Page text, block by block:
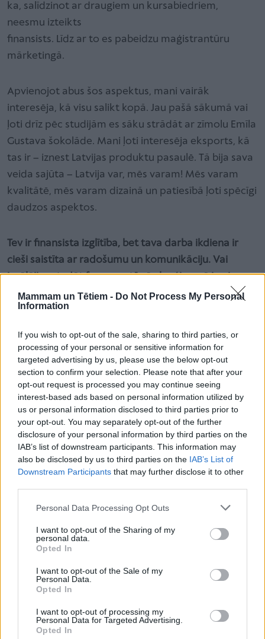
Mammam un Tētiem - Do Not Process My Personal
Information
If you wish to opt-out of the sale, sharing to third parties, or
processing of your personal or sensitive information for
targeted advertising by us, please use the below opt-out
section to confirm your selection. Please note that after your
opt-out request is processed you may continue seeing
interest-based ads based on personal information utilized by
us or personal information disclosed to third parties prior to
your opt-out. You may separately opt-out of the further
disclosure of your personal information by third parties on the
IAB’s list of downstream participants. This information may
also be disclosed by us to third parties on the IAB’s List of
Downstream Participants that may further disclose it to other
Personal Data Processing Opt Outs
I want to opt-out of the Sharing of my
personal data.
Opted In
I want to opt-out of the Sale of my
Personal Data.
Opted In
I want to opt-out of processing my
Personal Data for Targeted Advertising.
Opted In
ka, salīdzinot ar draugiem un kursabiedriem,
neesmu izteikts
finansists. Līdz ar to es pabeidzu maģistrantūru
mārketingā.
Apvienojot abus šos aspektus, mani vairāk
interesēja, kā visu salikt kopā. Jau pašā sākumā vai
ļoti drīz pēc studijām es sāku strādāt ar zīmolu Emīla
Gustava šokolāde. Mani ļoti interesēja eksports, kā
tas ir – iznest Latvijas produktu pasaulē. Tā bija sava
veida sajūta – Latvija var, mēs varam! Mēs varam
kvalitātē, mēs varam dizainā un patiesībā ļoti spēcīgi
daudzos aspektos.
Tev ir finansista izglītība, bet tava darba ikdiena ir
cieši saistīta ar radošumu un komunikāciju. Vai
izvēlējies studēt finanses, tāpēc ka ģimenē jau ir
kāds “ciparu cilvēks”?
Manam tētim un māsai vienmēr ir labi padevušies
iešu mācīties finansistos, bija pilnīgi skaidrs. Un es to
nekādā ziņā nenožēloju, jo finanses mani joprojām
ļoti interesē. Arvien striktāk cenšos nodalīt, kad ir
laiks mārketingam un biznesa radošajai pusei un kad
– finansēm.
Cipari ir tie, kas nekad nemelo. Zināšanas, ko ieguvu
Banku augstskolā, ir ļoti spēcīgas. Toreiz bija liels
noderējis 100 % visās dzīves situācijās. Forši, ka
pamatā man ir šī finansista izglītība, jo bilances māku
nolasīt un saprotu visu stratēģiski. Vecāki man
virzienu.
Piemēram, arhitektūra mani ļoti interesēja, tomēr
pietrūka radošās puses – matemātika bija, bet